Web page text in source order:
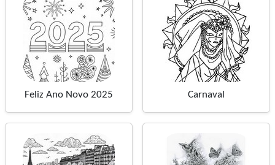
Feliz Ano Novo 2025 Carnaval